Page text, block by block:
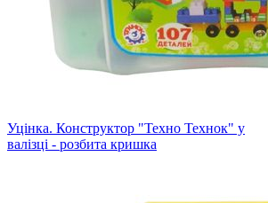
Уцінка. Конструктор "Техно Технок" у
валізці - розбита кришка